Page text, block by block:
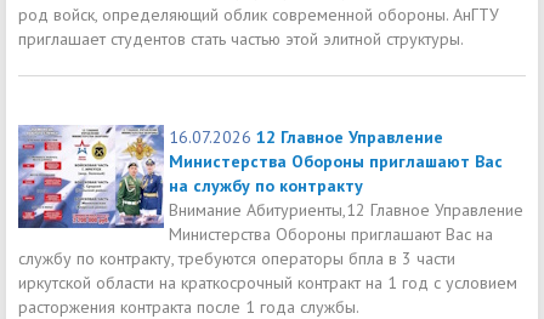
род войск, определяющий облик современной обороны. АнГТУ
приглашает студентов стать частью этой элитной структуры.
16.07.2026 12 Главное Управление
Министерства Обороны приглашают Вас
на службу по контракту
Внимание Абитуриенты,12 Главное Управление
Министерства Обороны приглашают Вас на
службу по контракту, требуются операторы бпла в 3 части
иркутской области на краткосрочный контракт на 1 год с условием
расторжения контракта после 1 года службы.